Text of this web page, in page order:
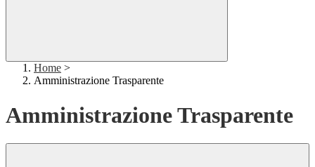
Home >
Amministrazione Trasparente
Amministrazione Trasparente